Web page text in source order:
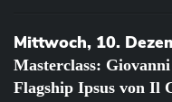
Mittwoch, 10.
Masterclass:
Flagship Ipsus von Il